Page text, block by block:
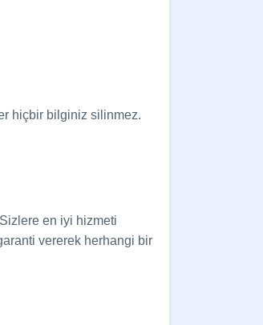
hiçbir bilginiz silinmez.
en iyi hizmeti
vererek herhangi bir